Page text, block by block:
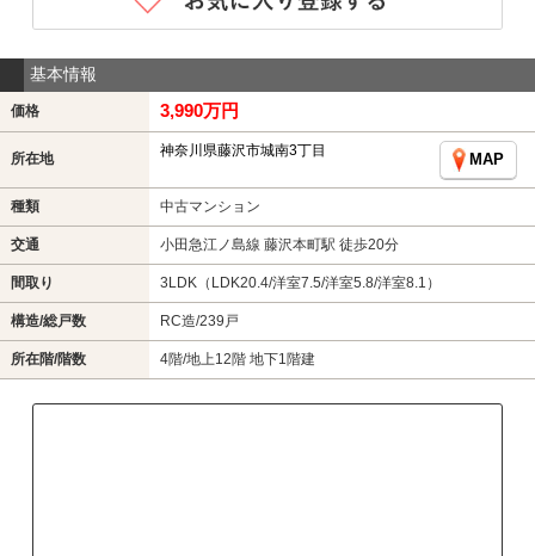
基本情報
価格 3,990万円
所在地 神奈川県藤沢市城南3丁目
MAP
種類 中古マンション
交通 小田急江ノ島線 藤沢本町駅 徒歩20分
間取り 3LDK（LDK20.4/洋室7.5/洋室5.8/洋室8.1）
構造/総戸数 RC造/239戸
所在階/階数 4階/地上12階 地下1階建